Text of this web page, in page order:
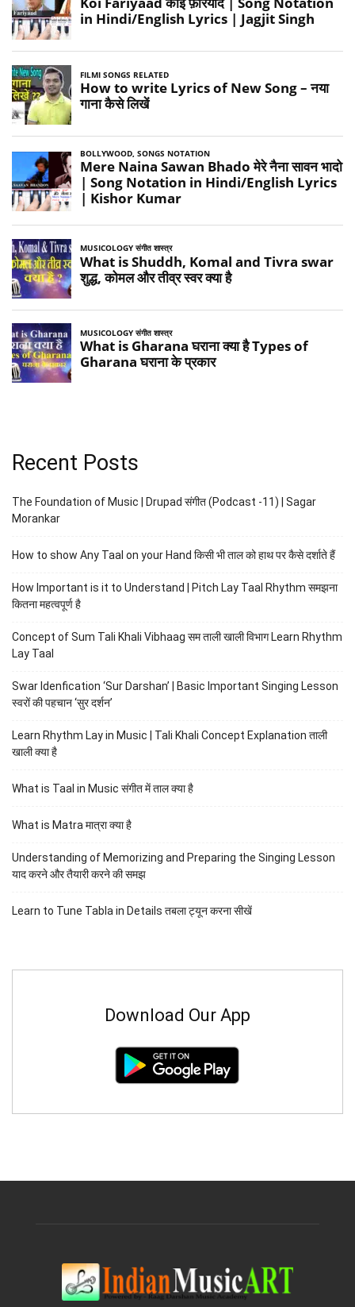
Recent Posts
The Foundation of Music | Drupad संगीत (Podcast -11) | Sagar
Morankar
How to show Any Taal on your Hand किसी भी ताल को हाथ पर कैसे दर्शाते हैं
How Important is it to Understand | Pitch Lay Taal Rhythm समझना
कितना महत्वपूर्ण है
Concept of Sum Tali Khali Vibhaag सम ताली खाली विभाग Learn Rhythm
Lay Taal
Swar Idenfication ‘Sur Darshan’ | Basic Important Singing Lesson
स्वरों की पहचान ‘सुर दर्शन’
Learn Rhythm Lay in Music | Tali Khali Concept Explanation ताली
खाली क्या है
What is Taal in Music संगीत में ताल क्या है
What is Matra मात्रा क्या है
Understanding of Memorizing and Preparing the Singing Lesson
याद करने और तैयारी करने की समझ
Learn to Tune Tabla in Details तबला ट्यून करना सीखें
Download Our App